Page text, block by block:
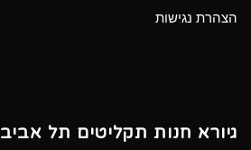
הצהרת נגישות
גיורא חנות תקליטים תל אביב